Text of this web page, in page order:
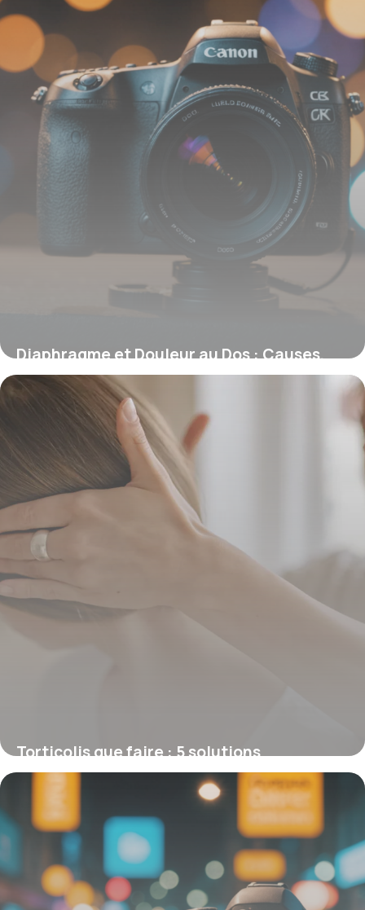
17 avril 2026
Diaphragme et Douleur au Dos : Causes,
Symptômes et Solutions Pratiques
12 février 2026
Torticolis que faire : 5 solutions
immédiates
6 février 2026